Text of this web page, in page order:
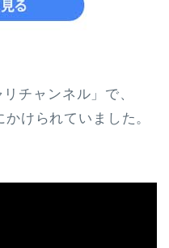
チャンネル」で、
けられていました。